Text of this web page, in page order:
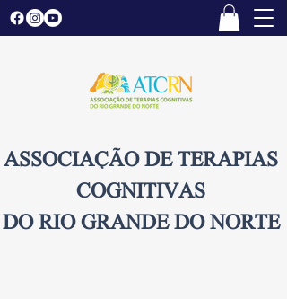
ASSOCIAÇÃO DE TERAPIAS
COGNITIVAS
DO RIO GRANDE DO NORTE